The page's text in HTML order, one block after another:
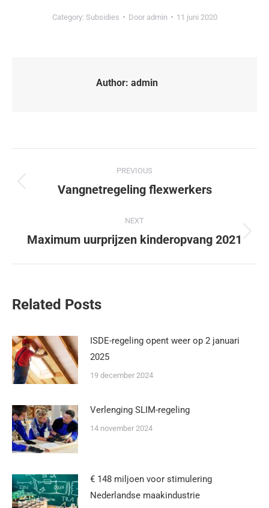
Category: Subsidies Door admin 11 juni 2020
Author: admin
PREVIOUS
Vangnetregeling flexwerkers
NEXT
Maximum uurprijzen kinderopvang 2021
Related Posts
ISDE-regeling opent weer op 2 januari
2025
19 december 2024
Verlenging SLIM-regeling
14 november 2024
€ 148 miljoen voor stimulering
Nederlandse maakindustrie